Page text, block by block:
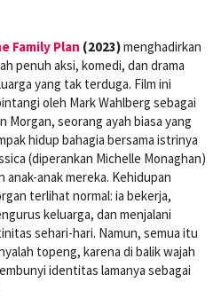
Family Plan (2023)menghadirkan
penuh aksi, komedi, dan drama
yang tak terduga. Film ini
oleh Mark Wahlberg sebagai
Morgan, seorang ayah biasa yang
hidup bahagia bersama istrinya
(diperankan Michelle Monaghan)
anak-anak mereka. Kehidupan
terlihat normal: ia bekerja,
keluarga, dan menjalani
sehari-hari. Namun, semua itu
topeng, karena di balik wajah
identitas lamanya sebagai